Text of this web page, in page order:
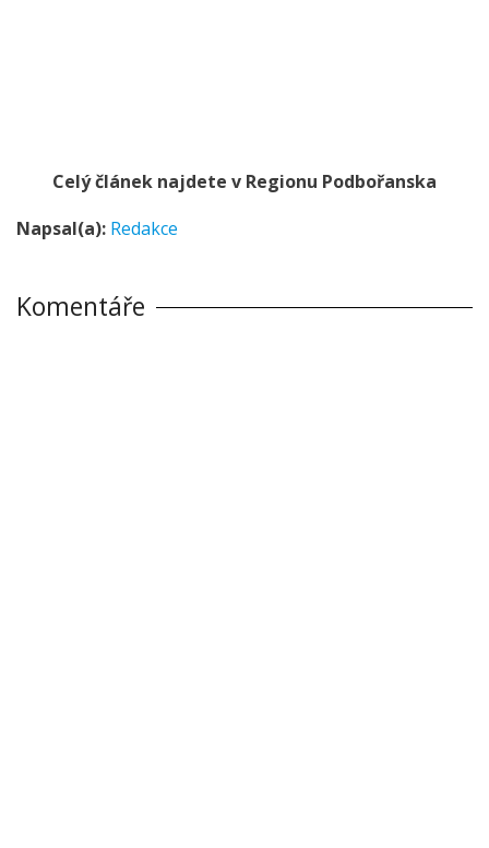
Celý článek najdete v Regionu Podbořanska
Napsal(a): Redakce
Komentáře